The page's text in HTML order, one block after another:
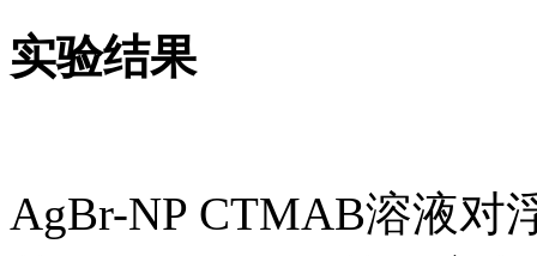
实验结果
AgBr-NP CTMAB溶液对